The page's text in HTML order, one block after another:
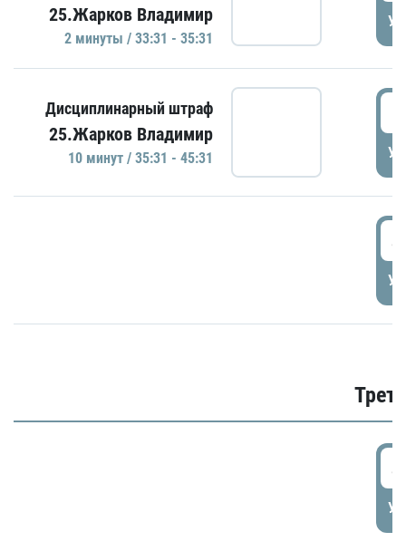
25.Жарков Владимир
2 минуты / 33:31 - 35:31
Дисциплинарный штраф
25.Жарков Владимир
10 минут / 35:31 - 45:31